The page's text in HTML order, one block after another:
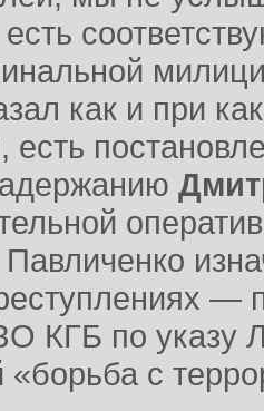
как и при
Павличенко
—
КГБ по указу
с